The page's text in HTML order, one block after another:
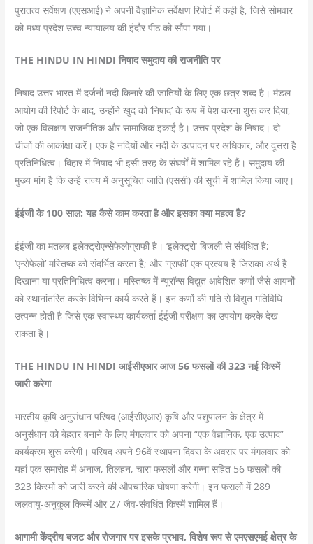
पुरातत्व सर्वेक्षण (एएसआई) ने अपनी वैज्ञानिक सर्वेक्षण रिपोर्ट में कही है, जिसे सोमवार
को मध्य प्रदेश उच्च न्यायालय की इंदौर पीठ को सौंपा गया।
THE HINDU IN HINDI निषाद समुदाय की राजनीति पर
निषाद उत्तर भारत में दर्जनों नदी किनारे की जातियों के लिए एक छत्र शब्द है। मंडल
आयोग की रिपोर्ट के बाद, उन्होंने खुद को ‘निषाद’ के रूप में पेश करना शुरू कर दिया,
जो एक विलक्षण राजनीतिक और सामाजिक इकाई है। उत्तर प्रदेश के निषाद। दो
चीजों की आकांक्षा करें। एक है नदियों और नदी के उत्पादन पर अधिकार, और दूसरा है
प्रतिनिधित्व। बिहार में निषाद भी इसी तरह के संघर्षों में शामिल रहे हैं। समुदाय की
मुख्य मांग है कि उन्हें राज्य में अनुसूचित जाति (एससी) की सूची में शामिल किया जाए।
ईईजी के 100 साल: यह कैसे काम करता है और इसका क्या महत्व है?
ईईजी का मतलब इलेक्ट्रोएन्सेफेलोग्राफी है। ‘इलेक्ट्रो’ बिजली से संबंधित है;
‘एन्सेफेलो’ मस्तिष्क को संदर्भित करता है; और ‘ग्राफी’ एक प्रत्यय है जिसका अर्थ है
दिखाना या प्रतिनिधित्व करना। मस्तिष्क में न्यूरॉन्स विद्युत आवेशित कणों जैसे आयनों
को स्थानांतरित करके विभिन्न कार्य करते हैं। इन कणों की गति से विद्युत गतिविधि
उत्पन्न होती है जिसे एक स्वास्थ्य कार्यकर्ता ईईजी परीक्षण का उपयोग करके देख
सकता है।
THE HINDU IN HINDI आईसीएआर आज 56 फसलों की 323 नई किस्में
जारी करेगा
भारतीय कृषि अनुसंधान परिषद (आईसीएआर) कृषि और पशुपालन के क्षेत्र में
अनुसंधान को बेहतर बनाने के लिए मंगलवार को अपना “एक वैज्ञानिक, एक उत्पाद”
कार्यक्रम शुरू करेगी। परिषद अपने 96वें स्थापना दिवस के अवसर पर मंगलवार को
यहां एक समारोह में अनाज, तिलहन, चारा फसलों और गन्ना सहित 56 फसलों की
323 किस्मों को जारी करने की औपचारिक घोषणा करेगी। इन फसलों में 289
जलवायु-अनुकूल किस्में और 27 जैव-संवर्धित किस्में शामिल हैं।
आगामी केंद्रीय बजट और रोजगार पर इसके प्रभाव, विशेष रूप से एमएसएमई क्षेत्र के